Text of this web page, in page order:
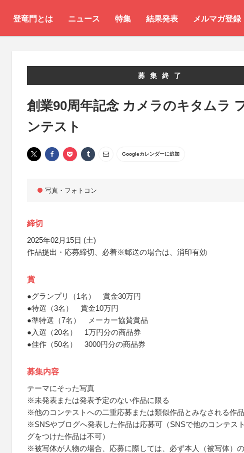
登竜門とは ニュース 特集 結果発表 メルマガ登録
募集終了
創業90周年記念 カメラのキタムラ
ンテスト
Googleカレンダーに追加
写真・フォトコン
締切
2025年02月15日 (土)
作品提出・応募締切、必着※郵送の場合は、消印有効
賞
●グランプリ（1名） 賞金30万円
●特選（3名） 賞金10万円
●準特選（7名） メーカー協賛賞品
●入選（20名） 1万円分の商品券
●佳作（50名） 3000円分の商品券
募集内容
テーマにそった写真
※未発表または発表予定のない作品に限る
※他のコンテストへの二重応募または類似作品とみなされる作
※SNSやブログへ発表した作品は応募可（SNSで他のコンテス
グをつけた作品は不可）
※被写体が人物の場合、応募に際しては、必ず本人（被写体）